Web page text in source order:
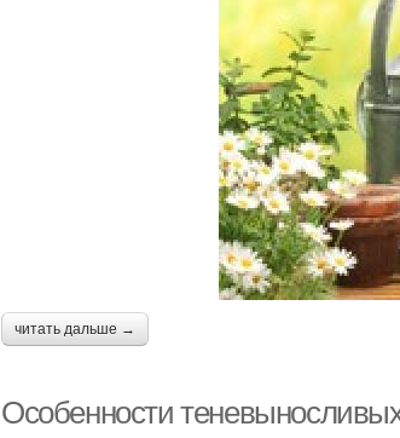
читать дальше →
Особенности